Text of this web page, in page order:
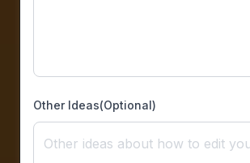
Other Ideas(Optional)